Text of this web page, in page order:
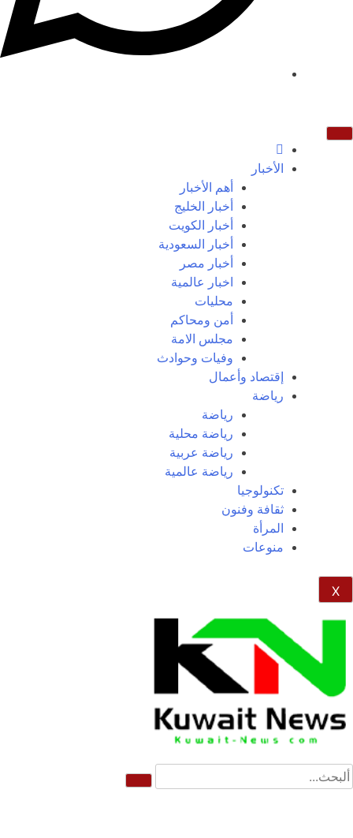
الأخبار
أهم الأخبار
أخبار الخليج
أخبار الكويت
أخبار السعودية
أخبار مصر
اخبار عالمية
محليات
أمن ومحاكم
مجلس الامة
وفيات وحوادث
إقتصاد وأعمال
رياضة
رياضة
رياضة محلية
رياضة عربية
رياضة عالمية
تكنولوجيا
ثقافة وفنون
المرأة
منوعات
X
NE
News Elementor